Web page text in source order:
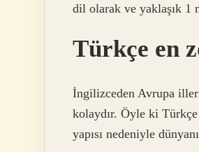
dil olarak ve yaklaşık 1
Türkçe en
İngilizceden Avrupa
kolaydır. Öyle ki Türkçe
yapısı nedeniyle